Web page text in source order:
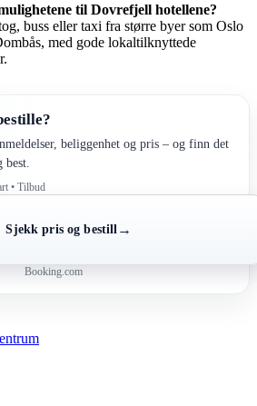
til Dovrefjell hotellene?
buss eller taxi fra større byer som Oslo
med gode lokaltilknyttede
beliggenhet og pris – og finn det
best.
• Tilbud
Sjekk pris og bestill →
Booking.com